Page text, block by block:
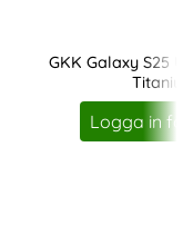
GKK Galaxy S25
Art. nr 248005
Logga in